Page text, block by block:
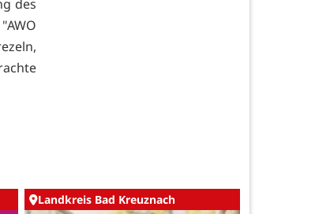
des
Landkreis Bad Kreuznach